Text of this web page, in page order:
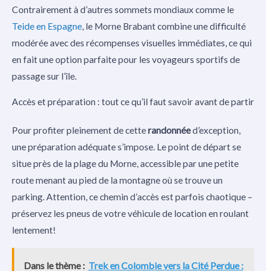
Contrairement à d’autres sommets mondiaux comme le
Teide en Espagne , le Morne Brabant combine une difficulté
modérée avec des récompenses visuelles immédiates, ce qui
en fait une option parfaite pour les voyageurs sportifs de
passage sur l’île.
Accès et préparation : tout ce qu’il faut savoir avant de partir
Pour profiter pleinement de cetterandonnéed’exception,
une préparation adéquate s’impose. Le point de départ se
situe près de la plage du Morne, accessible par une petite
route menant au pied de la montagne où se trouve un
parking. Attention, ce chemin d’accès est parfois chaotique –
préservez les pneus de votre véhicule de location en roulant
lentement!
Dans le thème : Trek en Colombie vers la Cité Perdue :